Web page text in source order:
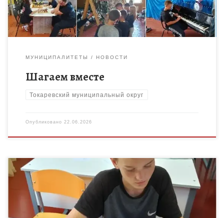
МУНИЦИПАЛИТЕТЫ НОВОСТИ
Шагаем вместе
Токаревский муниципальный округ
Опубликовано 22.06.2026
Не раз туристическая команда «Шагаем вместе»
Токарёвского Дома детского творчества на деле